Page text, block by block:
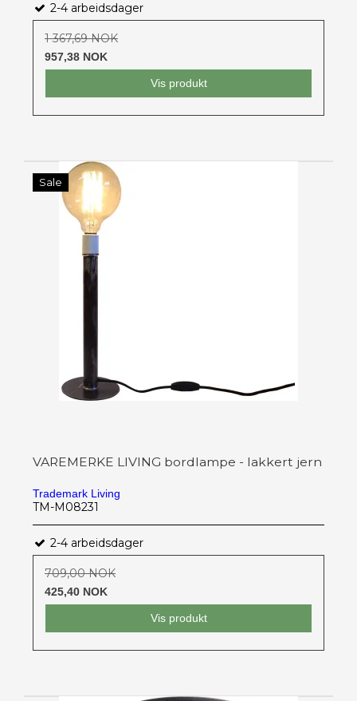
2-4 arbeidsdager
1 367,69 NOK
957,38 NOK
Vis produkt
Sale
VAREMERKE LIVING bordlampe - lakkert jern
Trademark Living
TM-M08231
2-4 arbeidsdager
709,00 NOK
425,40 NOK
Vis produkt